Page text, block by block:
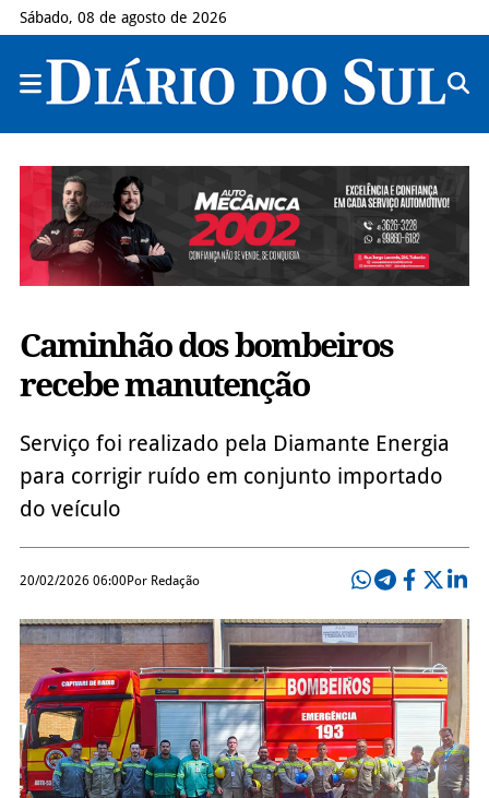
Sábado, 08 de agosto de 2026
Caminhão dos bombeiros
recebe manutenção
Serviço foi realizado pela Diamante Energia
para corrigir ruído em conjunto importado
do veículo
20/02/2026 06:00Por Redação